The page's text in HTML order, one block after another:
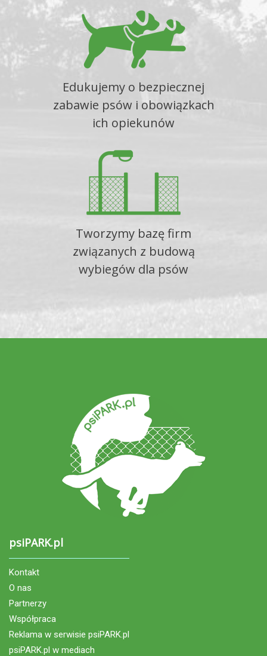
Edukujemy o bezpiecznej
zabawie psów i obowiązkach
ich opiekunów
Tworzymy bazę firm
związanych z budową
wybiegów dla psów
psiPARK.pl
Kontakt
O nas
Partnerzy
Współpraca
Reklama w serwisie psiPARK.pl
psiPARK.pl w mediach